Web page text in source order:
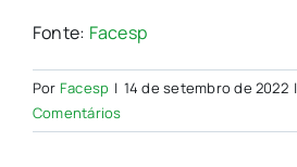
Fonte: Facesp
Por Facesp | 14 de setembro de 2022 |
Comentários